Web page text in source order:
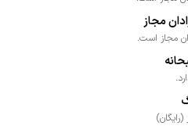
مجاز
مجاز است.
(رایگان)